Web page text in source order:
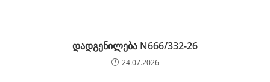
დადგენილება N666/332-26
24.07.2026